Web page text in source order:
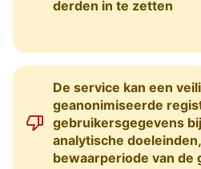
derden in te zetten
De service kan een
geanonimiseerde
gebruikersgegevens
analytische
bewaarperiode van de